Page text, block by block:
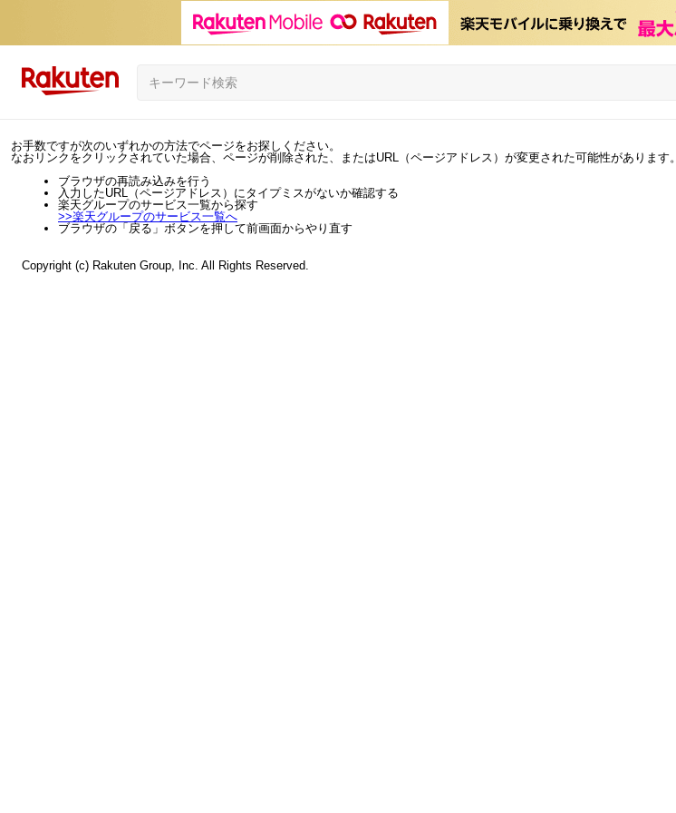
お手数ですが次のいずれかの方法でページをお探しください。
なおリンクをクリックされていた場合、ページが削除された、またはURL（ページアドレス）が変更された可能性があります。
ブラウザの再読み込みを行う
入力したURL（ページアドレス）にタイプミスがないか確認する
楽天グループのサービス一覧から探す
>>楽天グループのサービス一覧へ
ブラウザの「戻る」ボタンを押して前画面からやり直す
Copyright (c) Rakuten Group, Inc. All Rights Reserved.